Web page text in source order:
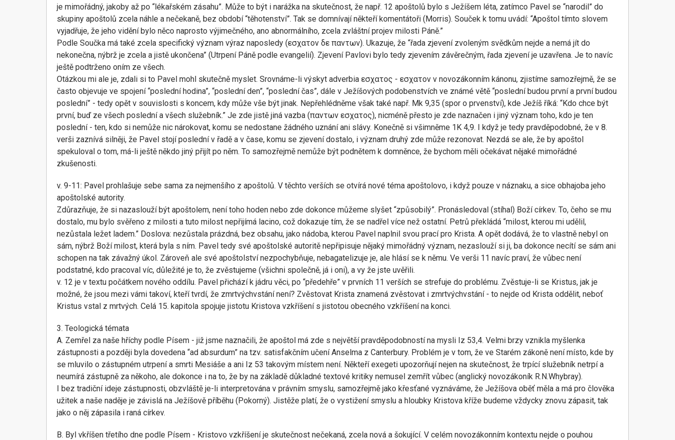
je mimořádný, jakoby až po “lékařském zásahu”. Může to být i narážka na skutečnost, že např. 12 apoštolů bylo s Ježíšem léta, zatímco Pavel se “narodil” do
skupiny apoštolů zcela náhle a nečekaně, bez období “těhotenství”. Tak se domnívají někteří komentátoři (Morris). Souček k tomu uvádí: “Apoštol tímto slovem
vyjadřuje, že jeho vidění bylo něco naprosto výjimečného, ano abnormálního, zcela zvláštní projev milosti Páně.”
Podle Součka má také zcela specifický význam výraz naposledy (εσχατον δε παντων). Ukazuje, že “řada zjevení zvoleným svědkům nejde a nemá jít do
nekonečna, nýbrž je zcela a jistě ukončena” (Utrpení Páně podle evangelií). Zjevení Pavlovi bylo tedy zjevením závěrečným, řada zjevení je uzavřena. Je to navíc
ještě podtrženo oním ze všech.
Otázkou mi ale je, zdali si to Pavel mohl skutečně myslet. Srovnáme-li výskyt adverbia εσχατος - εσχατον v novozákonním kánonu, zjistíme samozřejmě, že se
často objevuje ve spojení “poslední hodina”, “poslední den”, “poslední čas”, dále v Ježíšových podobenstvích ve známé větě “poslední budou první a první budou
poslední” - tedy opět v souvislosti s koncem, kdy může vše být jinak. Nepřehlédněme však také např. Mk 9,35 (spor o prvenství), kde Ježíš říká: “Kdo chce být
první, buď ze všech poslední a všech služebník.” Je zde jistě jiná vazba (παντων εσχατος), nicméně přesto je zde naznačen i jiný význam toho, kdo je ten
poslední - ten, kdo si nemůže nic nárokovat, komu se nedostane žádného uznání ani slávy. Konečně si všimněme 1K 4,9. I když je tedy pravděpodobné, že v 8.
verši zaznívá silněji, že Pavel stojí poslední v řadě a v čase, komu se zjevení dostalo, i význam druhý zde může rezonovat. Nezdá se ale, že by apoštol
spekuloval o tom, má-li ještě někdo jiný přijít po něm. To samozřejmě nemůže být podnětem k domněnce, že bychom měli očekávat nějaké mimořádné
zkušenosti.
v. 9-11: Pavel prohlašuje sebe sama za nejmenšího z apoštolů. V těchto verších se otvírá nové téma apoštolovo, i když pouze v náznaku, a sice obhajoba jeho
apoštolské autority.
Zdůrazňuje, že si nazaslouží být apoštolem, není toho hoden nebo zde dokonce můžeme slyšet “způsobilý”. Pronásledoval (stíhal) Boží církev. To, čeho se mu
dostalo, mu bylo svěřeno z milosti a tuto milost nepřijímá lacino, což dokazuje tím, že se nadřel více než ostatní. Petrů překládá “milost, kterou mi udělil,
nezůstala ležet ladem.” Doslova: nezůstala prázdná, bez obsahu, jako nádoba, kterou Pavel naplnil svou prací pro Krista. A opět dodává, že to vlastně nebyl on
sám, nýbrž Boží milost, která byla s ním. Pavel tedy své apoštolské autoritě nepřipisuje nějaký mimořádný význam, nezaslouží si ji, ba dokonce necítí se sám ani
schopen na tak závažný úkol. Zároveň ale své apoštolství nezpochybňuje, nebagatelizuje je, ale hlásí se k němu. Ve verši 11 navíc praví, že vůbec není
podstatné, kdo pracoval víc, důležité je to, že zvěstujeme (všichni společně, já i oni), a vy že jste uvěřili.
v. 12 je v textu počátkem nového oddílu. Pavel přichází k jádru věci, po “předehře” v prvních 11 verších se strefuje do problému. Zvěstuje-li se Kristus, jak je
možné, že jsou mezi vámi takoví, kteří tvrdí, že zmrtvýchvstání není? Zvěstovat Krista znamená zvěstovat i zmrtvýchvstání - to nejde od Krista oddělit, neboť
Kristus vstal z mrtvých. Celá 15. kapitola spojuje jistotu Kristova vzkříšení s jistotou obecného vzkříšení na konci.
3. Teologická témata
A. Zemřel za naše hříchy podle Písem - již jsme naznačili, že apoštol má zde s největší pravděpodobností na mysli Iz 53,4. Velmi brzy vznikla myšlenka
zástupnosti a později byla dovedena “ad absurdum” na tzv. satisfakčním učení Anselma z Canterbury. Problém je v tom, že ve Starém zákoně není místo, kde by
se mluvilo o zástupném utrpení a smrti Mesiáše a ani Iz 53 takovým místem není. Někteří exegeti upozorňují nejen na skutečnost, že trpící služebník netrpí a
neumírá zástupně za někoho, ale dokonce i na to, že by na základě důkladné textové kritiky nemusel zemřít vůbec (anglický novozákoník R.N.Whybray).
I bez tradiční ideje zástupnosti, obzvláště je-li interpretována v právním smyslu, samozřejmě jako křesťané vyznáváme, že Ježíšova oběť měla a má pro člověka
užitek a naše naděje je závislá na Ježíšově příběhu (Pokorný). Jistěže platí, že o vystižení smyslu a hloubky Kristova kříže budeme vždycky znovu zápasit, tak
jako o něj zápasila i raná církev.
B. Byl vkříšen třetího dne podle Písem - Kristovo vzkříšení je skutečnost nečekaná, zcela nová a šokující. V celém novozákonním kontextu nejde o pouhou